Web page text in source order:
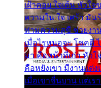
เฝ้าคอย ใจเต้น หัวใจ
ความใน ใจ เศร้า มั
ท่ามความสุขี ช่วยงา
เมื่อไรหนอจะ โชคดี
มา คือหน้าที่เก่า หัวใ
คือหยังเขา มีงานแต่
เมื่อเขาชื่นบาน แต่เ